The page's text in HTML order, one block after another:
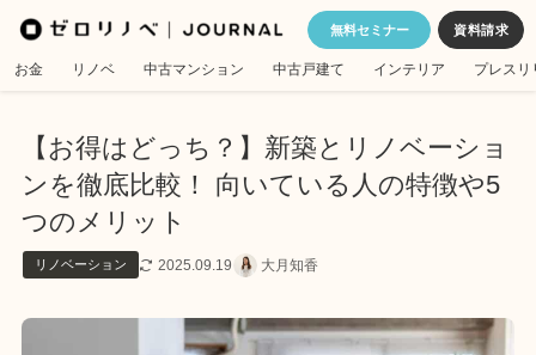
無料セミナー
お金 リノベ 中古マンション 中古戸建て インテリア プレスリ
【お得はどっち？】新築とリノベーショ
ンを徹底比較！ 向いている人の特徴や5
つのメリット
リノベーション 2025.09.19 大月知香